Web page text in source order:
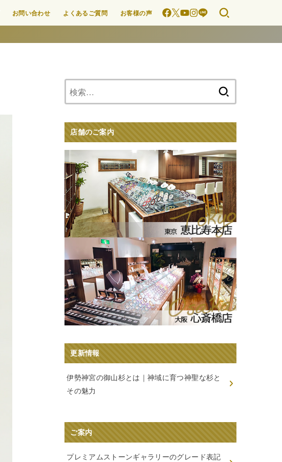
お問い合わせ よくあるご質問 お客様の声
店舗のご案内
更新情報
伊勢神宮の御山杉とは｜神域に育つ神聖な杉と
その魅力
ご案内
プレミアムストーンギャラリーのグレード表記